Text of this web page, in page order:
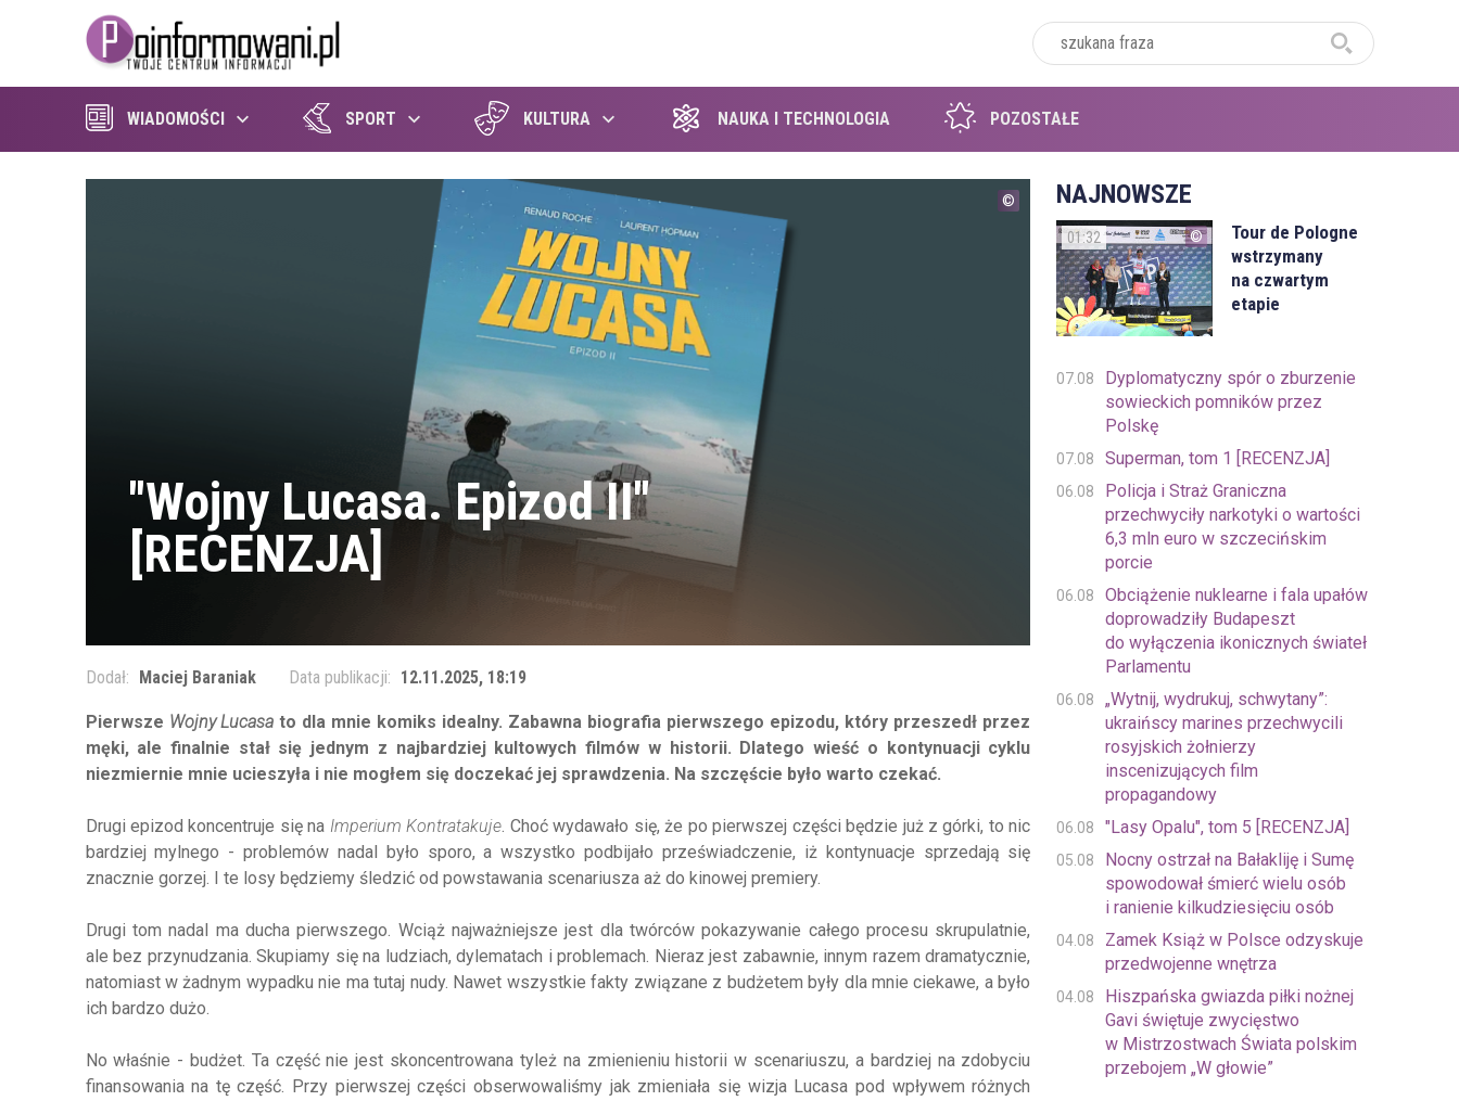
WIADOMOŚCI SPORT KULTURA NAUKA I TECHNOLOGIA POZOSTAŁE
"Wojny Lucasa. Epizod II"
[RECENZJA]
Dodał: Maciej Baraniak Data publikacji: 12.11.2025, 18:19
Pierwsze Wojny Lucasa to dla mnie komiks idealny. Zabawna biografia pierwszego epizodu, który przeszedł przez
męki, ale finalnie stał się jednym z najbardziej kultowych filmów w historii. Dlatego wieść o kontynuacji cyklu
niezmiernie mnie ucieszyła i nie mogłem się doczekać jej sprawdzenia. Na szczęście było warto czekać.
Drugi epizod koncentruje się na Imperium Kontratakuje. Choć wydawało się, że po pierwszej części będzie już z górki, to nic
bardziej mylnego - problemów nadal było sporo, a wszystko podbijało przeświadczenie, iż kontynuacje sprzedają się
znacznie gorzej. I te losy będziemy śledzić od powstawania scenariusza aż do kinowej premiery.
Drugi tom nadal ma ducha pierwszego. Wciąż najważniejsze jest dla twórców pokazywanie całego procesu skrupulatnie,
ale bez przynudzania. Skupiamy się na ludziach, dylematach i problemach. Nieraz jest zabawnie, innym razem dramatycznie,
natomiast w żadnym wypadku nie ma tutaj nudy. Nawet wszystkie fakty związane z budżetem były dla mnie ciekawe, a było
ich bardzo dużo.
No właśnie - budżet. Ta część nie jest skoncentrowana tyleż na zmienieniu historii w scenariuszu, a bardziej na zdobyciu
finansowania na tę część. Przy pierwszej części obserwowaliśmy jak zmieniała się wizja Lucasa pod wpływem różnych
NAJNOWSZE
01:32
Tour de Pologne
wstrzymany
na czwartym
etapie
07.08
Dyplomatyczny spór o zburzenie
sowieckich pomników przez
Polskę
07.08 Superman, tom 1 [RECENZJA]
06.08
Policja i Straż Graniczna
przechwyciły narkotyki o wartości
6,3 mln euro w szczecińskim
porcie
06.08
Obciążenie nuklearne i fala upałów
doprowadziły Budapeszt
do wyłączenia ikonicznych świateł
Parlamentu
06.08
„Wytnij, wydrukuj, schwytany”:
ukraińscy marines przechwycili
rosyjskich żołnierzy
inscenizujących film
propagandowy
06.08 "Lasy Opalu", tom 5 [RECENZJA]
05.08
Nocny ostrzał na Bałakliję i Sumę
spowodował śmierć wielu osób
i ranienie kilkudziesięciu osób
04.08
Zamek Książ w Polsce odzyskuje
przedwojenne wnętrza
04.08
Hiszpańska gwiazda piłki nożnej
Gavi świętuje zwycięstwo
w Mistrzostwach Świata polskim
przebojem „W głowie”